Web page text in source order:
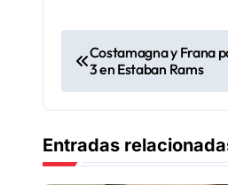
N
a
v
e
Costamagna y Frana
3 en Estaban Rams
Entradas